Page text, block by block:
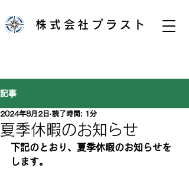
株式会社プラスト
記事
夏季休暇のお知らせ
2024年8月2日 読了時間: 1分
下記のとおり、夏季休暇のお知らせを
します。